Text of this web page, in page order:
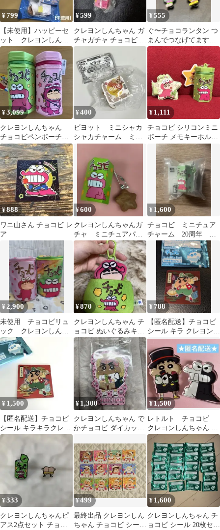
¥799
【未使用】ハッピーセ
ット クレヨンしんち
ゃん チョコビ フィギ
ュア 3個セット
¥599
クレヨンしんちゃん ガ
チャガチャ チョコビ い
ちご
¥555
ぐ〜チョコランタン つ
まんでつなげてますこ
っと ズズ シャコビ
¥3,099
クレヨンしんちゃん
チョコビペンポーチ 2
個セット
¥400
ビヨット ミニシャカ
シャカチャーム ミッ
¥ 1,111
チョコビ シリコンミニ
ポーチ メモキーホルダ
¥888
ワニ山さん チョコビ レ
ア
¥600
クレヨンしんちゃんガ
チャ ミニチュアパッ
ケージコレクション
チョコビ
¥ 1,600
チョコビ ミニチュア
チャーム 20周年 ク
レヨンしんちゃん
¥ 2,900
未使用 チョコビリュ
ック クレヨンしんち
ゃん 2点まとめ
¥870
クレヨンしんちゃん チ
ョコビ ぬいぐるみキー
ホルダー キーホルダ
ー しんちゃん
¥ 788
【匿名配送】チョコビ
シール キラ クレヨンし
んちゃん ブリケツ天狗
しんのすけ
¥ 1,500
【匿名配送】チョコビ
シール キラキラクレヨ
ンしんちゃん
¥ 1,300
クレヨンしんちゃん で
かチョコビ ダイカット
¥1,500
レトルト チョコビ
クレヨンしんちゃん ワ
ニ山さん アクリルスタ
ンド 2種セット
¥333
クレヨンしんちゃんピ
アス2点セット チョコ
¥499
最終出品 クレヨンしん
ちゃん チョコビ シール
¥ 1,600
クレヨンしんちゃん チ
ョコビ シール 20枚セッ